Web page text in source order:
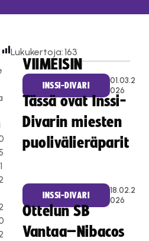
Lukukertoja:163
VIIMEISIN
INSSI-DIVARI
01.03.2
026
Tässä ovat Inssi-
Divarin miesten
puolivälieräparit
INSSI-DIVARI
18.02.2
026
Ottelun SB
Vantaa–Nibacos